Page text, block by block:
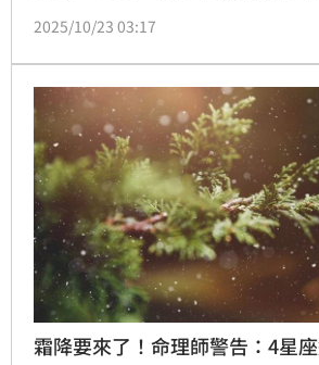
財。
2025/10/23 03:17
霜降要來了！命理師警告：4星